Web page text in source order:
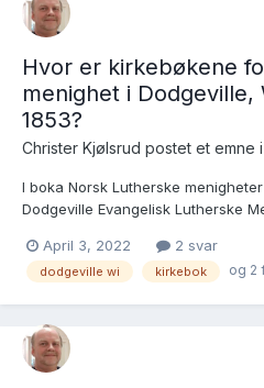
Hvor er kirkebøkene
menighet i Dodgeville,
1853?
Christer Kjølsrud postet et emne i
I boka Norsk Lutherske
Dodgeville Evangelisk Lutherske
Storm Munch (dy) som prest i
selvbiografien til J.S. Munch, Vita
April 3, 2022 2 svar
dodgeville wi kirkebok og 2